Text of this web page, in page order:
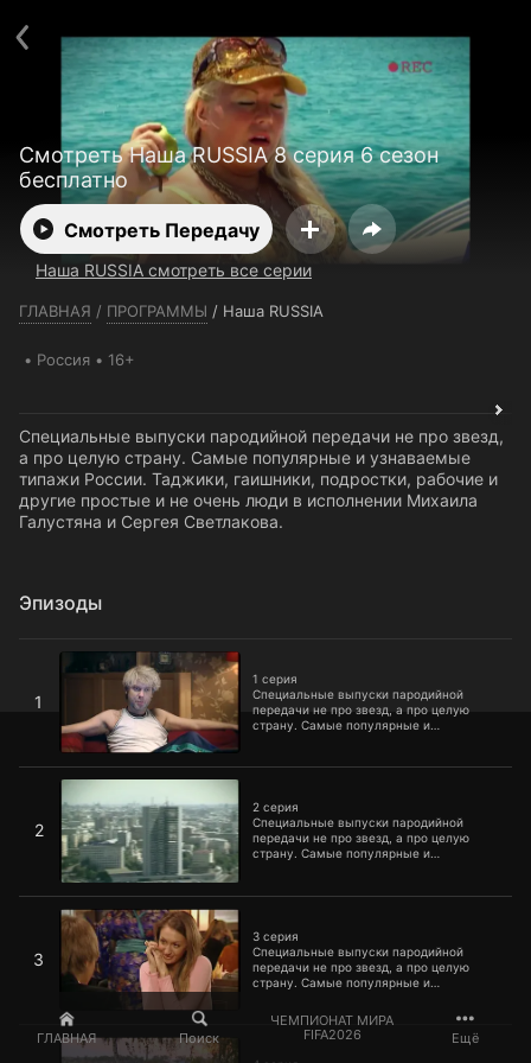
ГЛАВНАЯ Поиск
ЧЕМПИОНАТ МИРА
FIFA2026
Ещё
Смотреть Наша RUSSIA 8 серия 6 сезон
бесплатно
Смотреть Передачу
Наша RUSSIA смотреть все серии
ГЛАВНАЯ / ПРОГРАММЫ / Наша RUSSIA
Россия 16+
Специальные выпуски пародийной передачи не про звезд,
а про целую страну. Самые популярные и узнаваемые
типажи России. Таджики, гаишники, подростки, рабочие и
другие простые и не очень люди в исполнении Михаила
Галустяна и Сергея Светлакова.
Эпизоды
1
1 серия
Специальные выпуски пародийной
передачи не про звезд, а про целую
страну. Самые популярные и
простые и не очень люди в исполнении
Светлакова.
1 серия
2
2 серия
Специальные выпуски пародийной
передачи не про звезд, а про целую
страну. Самые популярные и
простые и не очень люди в исполнении
Светлакова.
2 серия
3
3 серия
Специальные выпуски пародийной
передачи не про звезд, а про целую
страну. Самые популярные и
гаишники, подростки, рабочие и другие
простые и не очень люди в исполнении
Михаила Галустяна и Сергея
Светлакова.
3 серия
4 серия
Пользовательское соглашение
Политика конфиденциальности
Открыть приложение
Ввести промокод